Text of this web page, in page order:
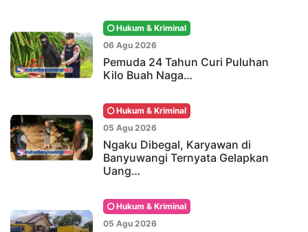
Hukum & Kriminal
06 Agu 2026
Pemuda 24 Tahun Curi Puluhan
Kilo Buah Naga…
Hukum & Kriminal
05 Agu 2026
Ngaku Dibegal, Karyawan di
Banyuwangi Ternyata Gelapkan
Uang…
Hukum & Kriminal
05 Agu 2026